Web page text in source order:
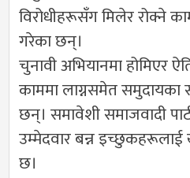
विरोधीहरूसँग मिलेर रोक्ने
गरेका छन्।
चुनावी अभियानमा होमिएर
काममा लाग्नसमेत
छन्। समावेशी समाजवादी
उम्मेदवार बन्न इच्छुकहरूलाई
छ।